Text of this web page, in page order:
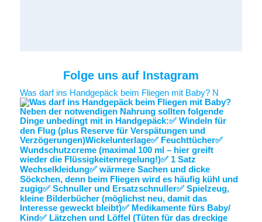
Folge uns auf Instagram
Was darf ins Handgepäck beim Fliegen mit Baby? N